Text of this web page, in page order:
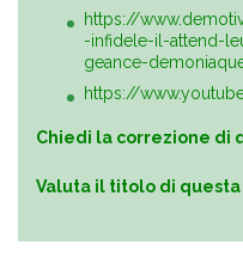
https://
-infidele-il-attend-
geance-
https://
Chiedi la correzione di
Valuta il titolo di